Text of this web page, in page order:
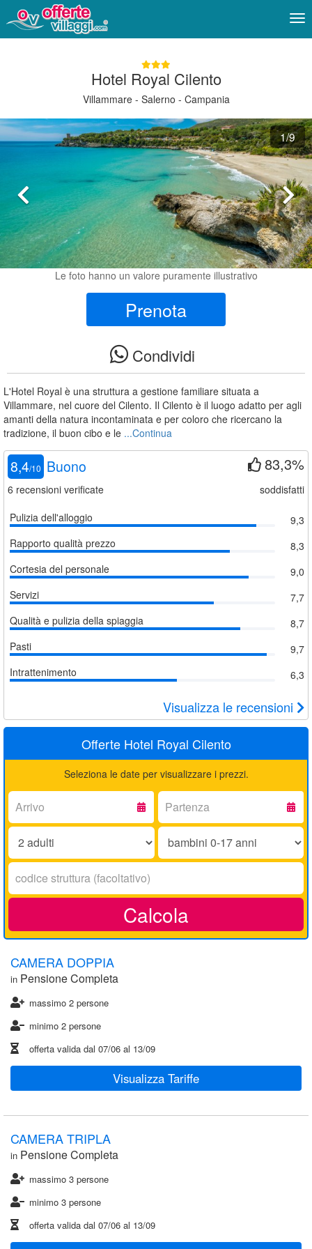
Hotel Royal Cilento
Villammare - Salerno - Campania
1/9
Le foto hanno un valore puramente illustrativo
Prenota
Condividi
L'Hotel Royal è una struttura a gestione familiare situata a
Villammare, nel cuore del Cilento. Il Cilento è il luogo adatto per agli
amanti della natura incontaminata e per coloro che ricercano la
tradizione, il buon cibo e le ...Continua
8,4/10 Buono
6 recensioni verificate
83,3%
soddisfatti
Pulizia dell'alloggio
9,3
Rapporto qualità prezzo
8,3
Cortesia del personale
9,0
Servizi
7,7
Qualità e pulizia della spiaggia
8,7
Pasti
9,7
Intrattenimento
6,3
Visualizza le recensioni
Offerte Hotel Royal Cilento
Seleziona le date per visualizzare i prezzi.
Arrivo:
Partenza:
Adulti:
Bambini
17
Codice
struttura:
Calcola
CAMERA DOPPIA
in Pensione Completa
massimo 2 persone
minimo 2 persone
offerta valida dal 07/06 al 13/09
Visualizza Tariffe
CAMERA TRIPLA
in Pensione Completa
massimo 3 persone
minimo 3 persone
offerta valida dal 07/06 al 13/09